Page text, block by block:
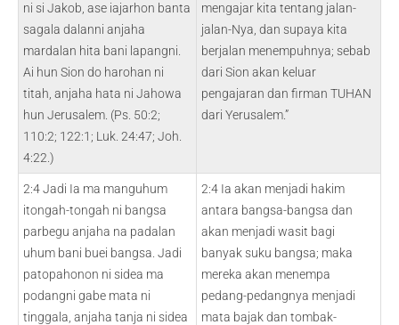
ni si Jakob, ase iajarhon banta
sagala dalanni anjaha
mardalan hita bani lapangni.
Ai hun Sion do harohan ni
titah, anjaha hata ni Jahowa
hun Jerusalem. (Ps. 50:2;
110:2; 122:1; Luk. 24:47; Joh.
4:22.)
mengajar kita tentang jalan-
jalan-Nya, dan supaya kita
berjalan menempuhnya; sebab
dari Sion akan keluar
pengajaran dan firman TUHAN
dari Yerusalem.”
2:4 Jadi Ia ma manguhum
itongah-tongah ni bangsa
parbegu anjaha na padalan
uhum bani buei bangsa. Jadi
patopahonon ni sidea ma
podangni gabe mata ni
tinggala, anjaha tanja ni sidea
2:4 Ia akan menjadi hakim
antara bangsa-bangsa dan
akan menjadi wasit bagi
banyak suku bangsa; maka
mereka akan menempa
pedang-pedangnya menjadi
mata bajak dan tombak-